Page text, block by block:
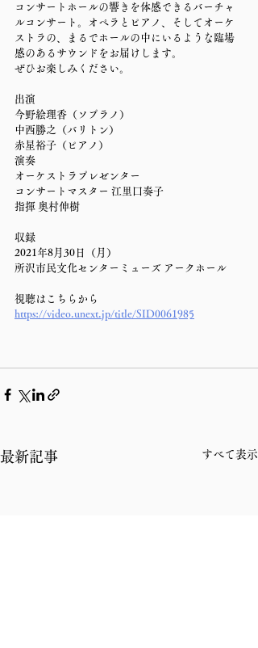
コンサートホールの響きを体感できるバーチャ
ルコンサート。オペラとピアノ、そしてオーケ
ストラの、まるでホールの中にいるような臨場
感のあるサウンドをお届けします。
ぜひお楽しみください。
出演
今野絵理香（ソプラノ）
中西勝之（バリトン）
赤星裕子（ピアノ）
演奏
オーケストラプレゼンター
コンサートマスター 江里口奏子
指揮 奥村伸樹
収録
2021年8月30日（月）
所沢市民文化センターミューズ アークホール
視聴はこちらから
https://video.unext.jp/title/SID0061985
最新記事 すべて表示